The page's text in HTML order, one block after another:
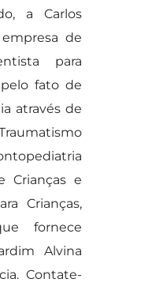
a Carlos
de
para
fato de
através de
Crianças e
Crianças,
fornece
Alvina
Contate-